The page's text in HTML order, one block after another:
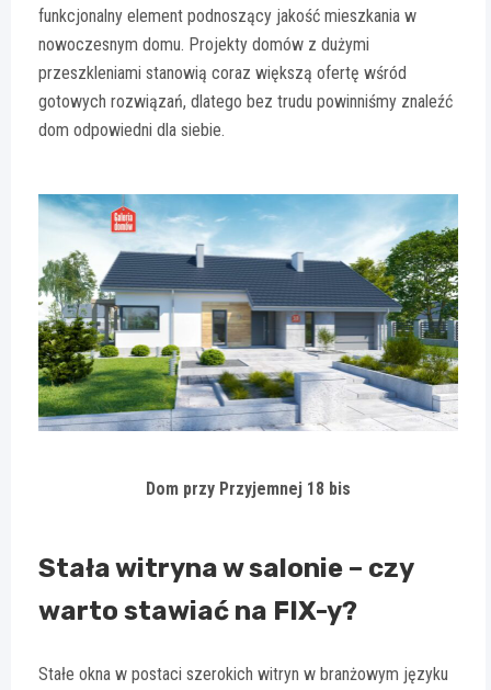
funkcjonalny element podnoszący jakość mieszkania w
nowoczesnym domu. Projekty domów z dużymi
przeszkleniami stanowią coraz większą ofertę wśród
gotowych rozwiązań, dlatego bez trudu powinniśmy znaleźć
dom odpowiedni dla siebie.
Dom przy Przyjemnej 18 bis
Stała witryna w salonie – czy
warto stawiać na FIX-y?
Stałe okna w postaci szerokich witryn w branżowym języku